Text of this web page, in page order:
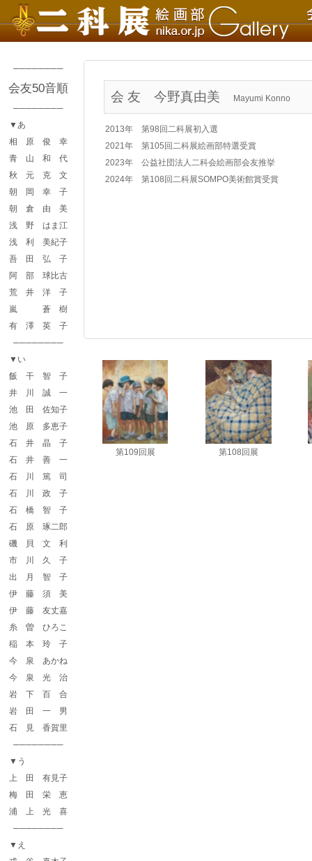
会 友 今野真由美 Mayumi Konno
2013年 第98回二科展初入選
2021年 第105回二科展絵画部特選受賞
2023年 公益社団法人二科会絵画部会友推挙
2024年 第108回二科展SOMPO美術館賞受賞
第109回展 会友
第109回展
第108回展 会友
第108回展
────────
会友50音順
────────
▼あ
相 原 俊 幸
青 山 和 代
秋 元 克 文
朝 岡 幸 子
朝 倉 由 美
浅 野 はま江
浅 利 美紀子
吾 田 弘 子
阿 部 球比古
荒 井 洋 子
嵐 蒼 樹
有 澤 英 子
────────
▼い
飯 干 智 子
井 川 誠 一
池 田 佐知子
池 原 多恵子
石 井 晶 子
石 井 善 一
石 川 篤 司
石 川 政 子
石 橋 智 子
石 原 琢二郎
磯 貝 文 利
市 川 久 子
出 月 智 子
伊 藤 須 美
伊 藤 友丈嘉
糸 曽 ひろこ
稲 本 玲 子
今 泉 あかね
今 泉 光 治
岩 下 百 合
岩 田 一 男
石 見 香賀里
────────
▼う
上 田 有見子
梅 田 栄 恵
浦 上 光 喜
────────
▼え